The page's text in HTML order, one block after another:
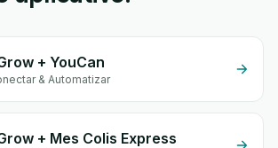
+ YouCan
& Automatizar
+ Mes Colis Express